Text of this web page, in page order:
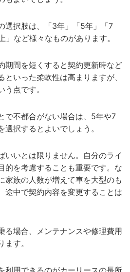
選択肢は、「3年」「5年」「7
」など様々なものがあります。
期間を短くすると契約更新時など
といった柔軟性は高まりますが、
う点です。
で不都合がない場合は、5年や7
択するとよいでしょう。
いいとは限りません。自分のライ
的を考慮することも重要です。な
家族の人数が増えて車を大型のも
途中で契約内容を変更することは
る場合、メンテナンスや修理費用
す。
利用できるのがカーリースの長所